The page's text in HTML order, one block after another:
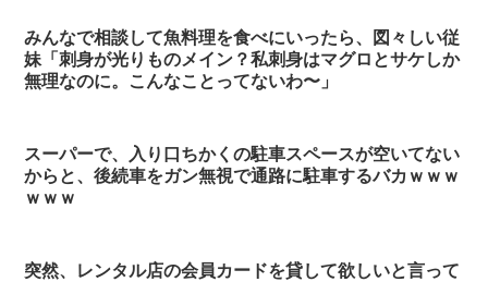
みんなで相談して魚料理を食べにいったら、図々しい従
妹「刺身が光りものメイン？私刺身はマグロとサケしか
無理なのに。こんなことってないわ〜」
スーパーで、入り口ちかくの駐車スペースが空いてない
からと、後続車をガン無視で通路に駐車するバカｗｗｗ
ｗｗｗ
突然、レンタル店の会員カードを貸して欲しいと言って